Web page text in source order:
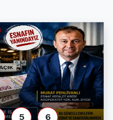
5 6